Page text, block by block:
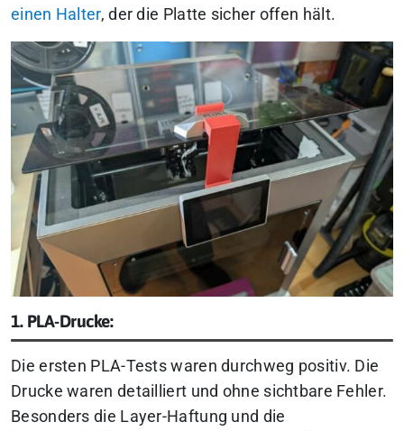
einen Halter, der die Platte sicher offen hält.
1. PLA-Drucke:
Die ersten PLA-Tests waren durchweg positiv. Die
Drucke waren detailliert und ohne sichtbare Fehler.
Besonders die Layer-Haftung und die